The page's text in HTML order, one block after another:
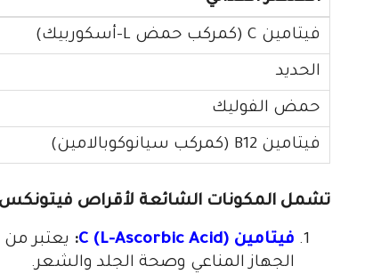
فيتامين C (كمركب حمض L-أسكوربيك)
الحديد
حمض الفوليك
فيتامين B12 (كمركب سيانوكوبالامين)
تشمل المكونات الشائعة لأقراص
فيتامين C (L-Ascorbic Acid) : يعتبر
الجهاز المناعي وصحة الجلد والشعر.